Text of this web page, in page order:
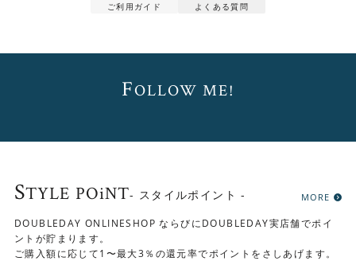
ご利用ガイド よくある質問
FOLLOW ME!
STYLE POiNT- スタイルポイント - MORE
DOUBLEDAY ONLINESHOP ならびにDOUBLEDAY実店舗でポイ
ントが貯まります。
ご購入額に応じて1〜最大3％の還元率でポイントをさしあげます。